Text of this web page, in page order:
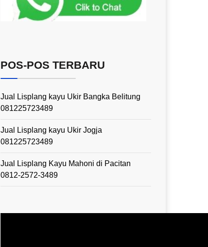
POS-POS TERBARU
Jual Lisplang kayu Ukir Bangka Belitung
081225723489
Jual Lisplang kayu Ukir Jogja
081225723489
Jual Lisplang Kayu Mahoni di Pacitan
0812-2572-3489